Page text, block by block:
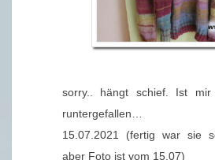
sorry.. hängt schief. Ist
runtergefallen…
15.07.2021 (fertig war sie
aber Foto ist vom 15.07)